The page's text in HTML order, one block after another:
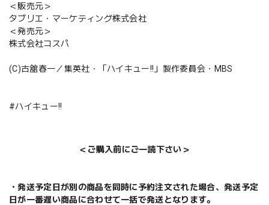
＜販売元＞
タブリエ・マーケティング株式会社
＜発売元＞
株式会社コスパ
(C)古舘春一／集英社・「ハイキュー!!」製作委員会・MBS
#ハイキュー!!
＜ご購入前にご一読下さい＞
・発送予定日が別の商品を同時に予約注文された場合、発送予定
日が一番遅い商品に合わせて一括で発送となります。